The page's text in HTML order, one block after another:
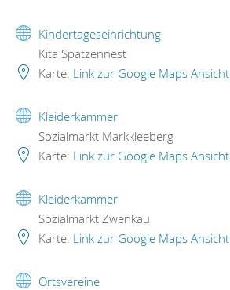
Kindertageseinrichtung
Kita Spatzennest
Karte: Link zur Google Maps Ansicht
Kleiderkammer
Sozialmarkt Markkleeberg
Karte: Link zur Google Maps Ansicht
Kleiderkammer
Sozialmarkt Zwenkau
Karte: Link zur Google Maps Ansicht
Ortsvereine